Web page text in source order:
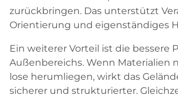
zurückbringen. Das unterstützt
Orientierung und eigenständiges
Ein weiterer Vorteil ist die bessere
Außenbereichs. Wenn Materialien
lose herumliegen, wirkt das
sicherer und strukturierter.